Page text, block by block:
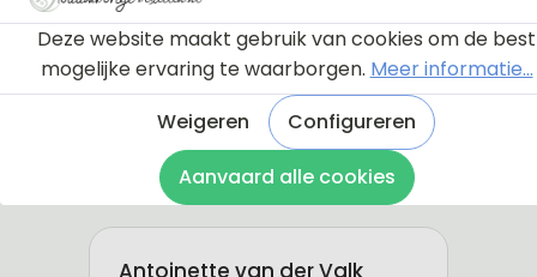
Bekijk de instructie
Deze website maakt gebruik van cookies om de best
mogelijke ervaring te waarborgen. Meer informatie...
Weigeren
Configureren
Aanvaard alle cookies